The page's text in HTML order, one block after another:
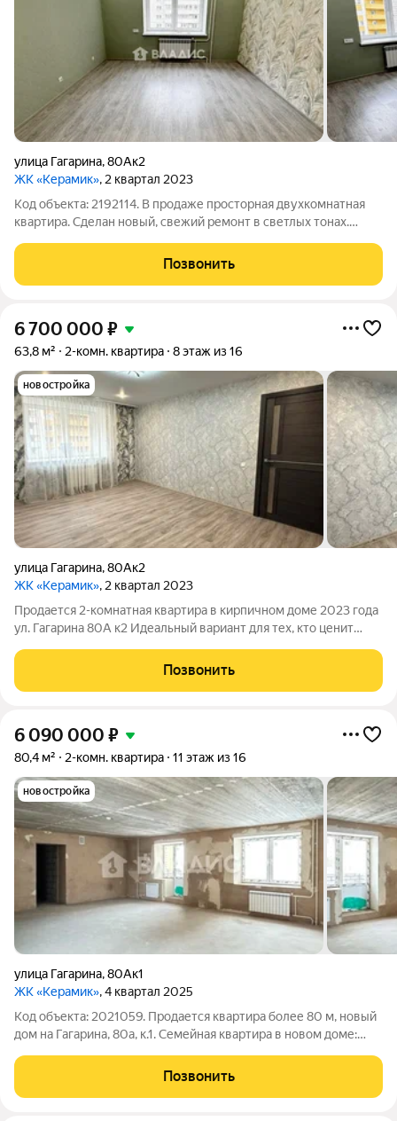
улица Гагарина,80Ак2
ЖК «Керамик», 2 квартал 2023
Код объекта: 2192114. В продаже просторная двухкомнатная
квaртиpа. Сделан новый, свежий ремонт в светлых тонах.
завести мебель и вещи. Ключи сразу посте сделки! Комнаты
изолированные Для
Позвонить
6 700 000 ₽
63,8 м² 2-комн. квартира 8 этаж из 16
новостройка
улица Гагарина,80Ак2
ЖК «Керамик», 2 квартал 2023
Продается 2-комнатная квартира в кирпичном доме 2023 года
ул. Гагарина 80А к2 Идеальный вариант для тех, кто ценит
ХАРАКТЕРИСТИКИ: Этаж: 8/16 золотая середина не низко, не
высоко. Общая площадь: 63,8 кв.
Позвонить
6 090 000 ₽
80,4 м² 2-комн. квартира 11 этаж из 16
новостройка
улица Гагарина,80Ак1
ЖК «Керамик», 4 квартал 2025
Код объекта: 2021059. Продается квартира более 80 м, новый
дом на Гагарина, 80а, к.1. Семейная квартира в новом доме:
корпус 1. Черновая отделка, без перегородок (свободная
планировка).
Позвонить